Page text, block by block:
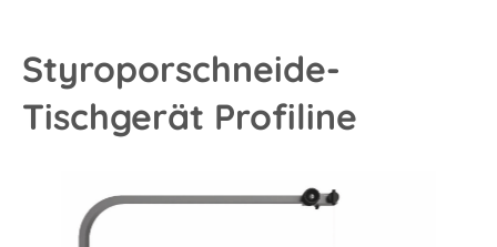
Styroporschneide-
Tischgerät Profiline